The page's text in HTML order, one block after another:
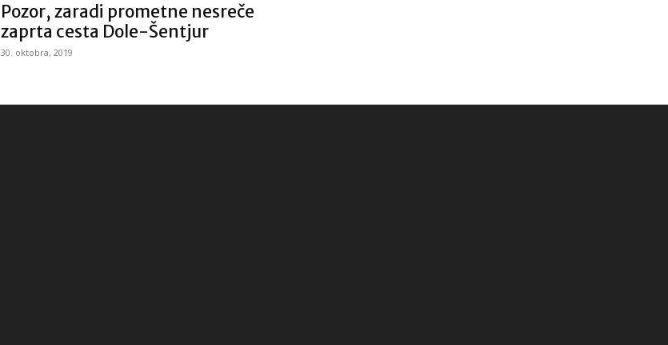
Pozor, zaradi prometne nesreče
zaprta cesta Dole-Šentjur
30. oktobra, 2019